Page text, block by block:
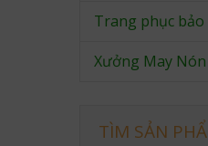
Trang phục
Xưởng May Nón
TÌM SẢN